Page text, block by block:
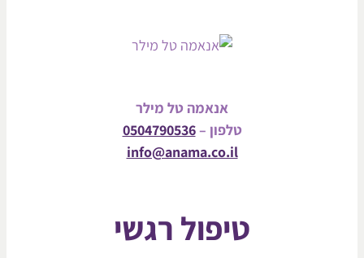
אנאמה טל מילר
טלפון –0504790536
info@anama.co.il
טיפול רגשי